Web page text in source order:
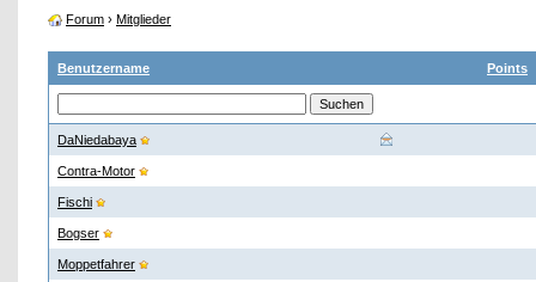
Forum › Mitglieder
Benutzername Points
DaNiedabaya
Contra-Motor
Fischi
Bogser
Moppetfahrer